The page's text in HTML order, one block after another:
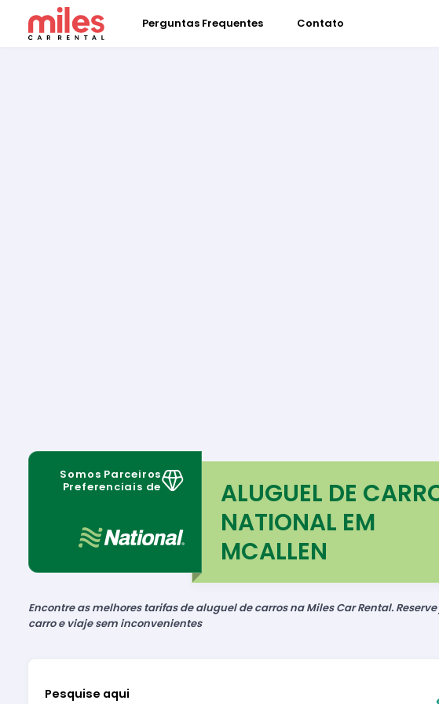
Perguntas Frequentes Contato
Somos Parceiros
Preferenciais de
ALUGUEL DE
NATIONAL EM
MCALLEN
Encontre as melhores tarifas de aluguel de carros na Miles Car Rental. Reserve
carro e viaje sem inconvenientes
Pesquise aqui